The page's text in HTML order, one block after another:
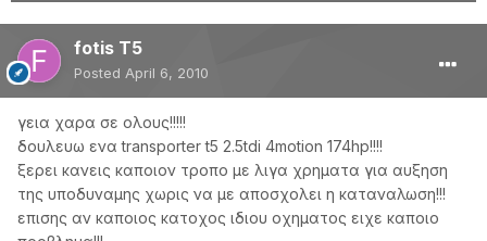
fotis T5
Posted April 6, 2010
γεια χαρα σε ολους!!!!!
δουλευω ενα transporter t5 2.5tdi 4motion 174hp!!!!
ξερει κανεις καποιον τροπο με λιγα χρηματα για αυξηση
της υποδυναμης χωρις να με αποσχολει η καταναλωση!!!
επισης αν καποιος κατοχος ιδιου οχηματος ειχε καποιο